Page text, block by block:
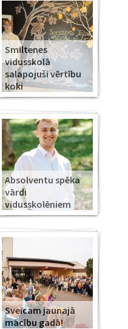
Smiltenes
vidusskolā
salapojuši vērtību
koki
Absolventu spēka
vārdi
vidusskolēniem
Sveicam jaunajā
mācību gadā!